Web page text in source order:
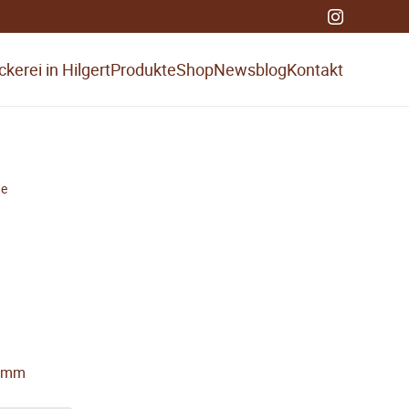
in HilgertProdukteShopNewsblogKontakt